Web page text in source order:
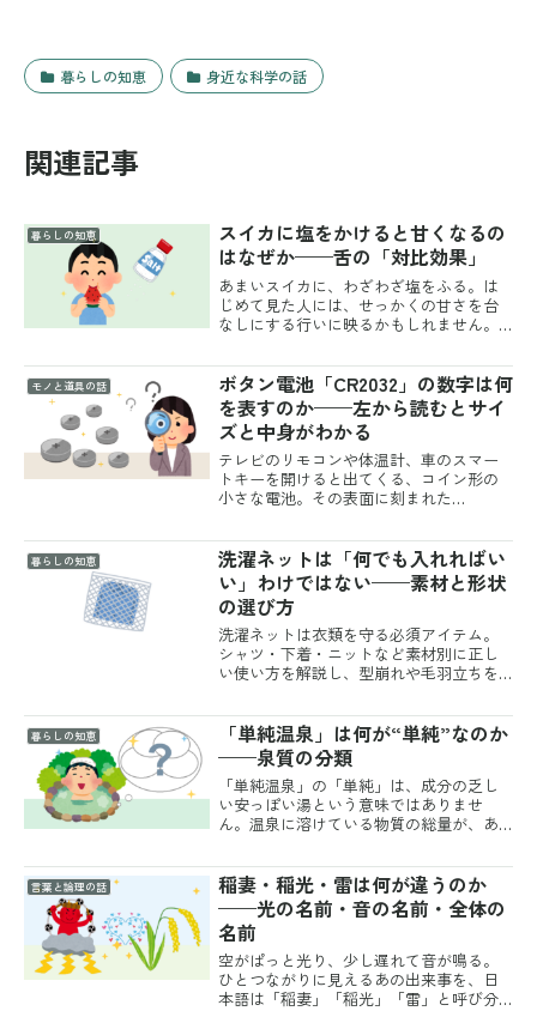
暮らしの知恵 身近な科学の話
関連記事
暮らしの知恵
スイカに塩をかけると甘くなるの
はなぜか——舌の「対比効果」
あまいスイカに、わざわざ塩をふる。は
じめて見た人には、せっかくの甘さを台
なしにする行いに映るかもしれません。
むしろ、前より甘く感じられます。塩を
かけたのに、甘くなる。不思議な話で
す。このからくりの正体は、...
モノと道具の話
ボタン電池「CR2032」の数字は何
を表すのか——左から読むとサイ
ズと中身がわかる
テレビのリモコンや体温計、車のスマー
トキーを開けると出てくる、コイン形の
小さな電池。その表面に刻まれた
適当に振った製品番号ではありません。
左から順に読んでいくと、電池の中身・
形・大きさが、そのまま書...
暮らしの知恵
洗濯ネットは「何でも入れればい
い」わけではない——素材と形状
の選び方
洗濯ネットは衣類を守る必須アイテム。
シャツ・下着・ニットなど素材別に正し
い使い方を解説し、型崩れや毛羽立ちを
を紹介します。
暮らしの知恵
「単純温泉」は何が“単純”なのか
——泉質の分類
「単純温泉」の「単純」は、成分の乏し
い安っぽい湯という意味ではありませ
ん。温泉に溶けている物質の総量が、あ
中身が単純なのではなく、数字が控え
め。ここを取り違えると、隠れた名湯を
「ただのお湯」と読み違えてし...
言葉と論理の話
稲妻・稲光・雷は何が違うのか
——光の名前・音の名前・全体の
名前
空がぱっと光り、少し遅れて音が鳴る。
ひとつながりに見えるあの出来事を、日
本語は「稲妻」「稲光」「雷」と呼び分